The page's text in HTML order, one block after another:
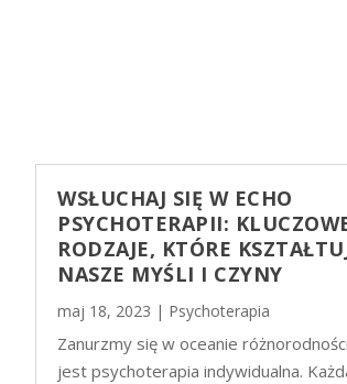
WSŁUCHAJ SIĘ W ECHO
PSYCHOTERAPII:
RODZAJE, KTÓRE
NASZE MYŚLI I CZYNY
maj 18, 2023 | Psychoterapia
Zanurzmy się w oceanie
jest psychoterapia indywidualna.